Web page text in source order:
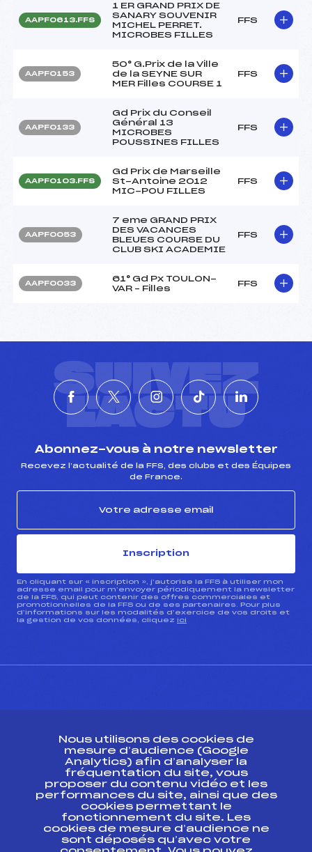
AAPF0613.FFS
1 ER GRAND PRIX DE
SANARY SOUVENIR
MICHEL PERRET.
MICROBES FILLES
FFS
AAPF0153
50° G.Prix de la Ville
de la SEYNE SUR
MER Filles COURSE 1
FFS
AAPF0133
Gd Prix du Conseil
Général 13
MICROBES
POUSSINES FILLES
FFS
AAPF0103.FFS
Gd Prix de Marseille
St-Antoine 2012
MIC-POU FILLES
FFS
AAPF0053
7 eme GRAND PRIX
DES VACANCES
BLEUES COURSE DU
CLUB SKI ACADEMIE
FFS
AAPF0033
61° Gd Px TOULON-
VAR – Filles
FFS
SUIVEZ
L'ACTU
Abonnez-vous à notre newsletter
Recevez l’actualité de la FFS, des clubs et des Équipes
de France.
Inscription
En cliquant sur « inscription », j’autorise la FFS à utiliser mon
adresse email pour m’envoyer périodiquement la newsletter
de la FFS, qui peut contenir des offres commerciales et
promotionnelles de la FFS ou de ses partenaires. Pour plus
d’informations sur les modalités d’exercice de vos droits et
la gestion de vos données, cliquez ici
ESPACE PRESSE
Ressources
Pass’Neige
Projet sportif fédéral
Projet de performance fédéral
Antidopage
Nous utilisons des cookies de
mesure d’audience (Google
Analytics) afin d’analyser la
fréquentation du site, vous
proposer du contenu vidéo et les
performances du site, ainsi que des
cookies permettant le
fonctionnement du site. Les
cookies de mesure d’audience ne
sont déposés qu’avec votre